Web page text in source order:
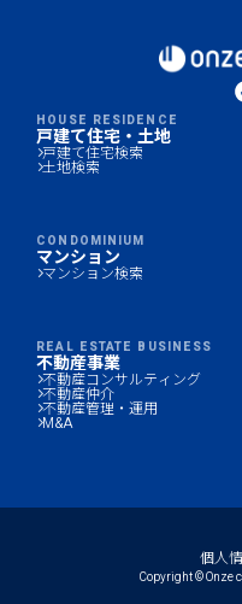
HOUSE RESIDENCE
戸建て住宅・土地
戸建て住宅検索
土地検索
CONDOMINIUM
マンション
マンション検索
REAL ESTATE BUSINESS
不動産事業
不動産コンサルティング
不動産仲介
不動産管理・運用
M&A
個人
Copyright © Onze